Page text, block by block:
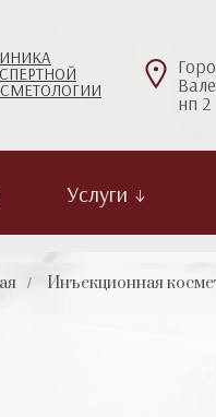
Услуги ↓
нп 2
/ Инъекционная